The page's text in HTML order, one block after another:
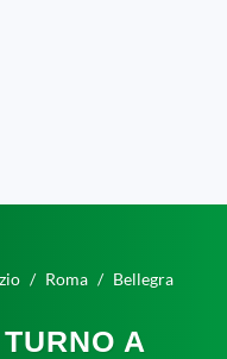
Roma Bellegra
A